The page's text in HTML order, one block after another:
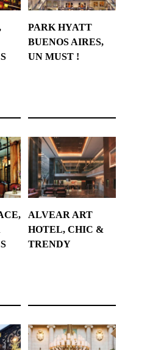
PARK HYATT
BUENOS AIRES,
UN MUST !
ALVEAR ART
HOTEL, CHIC &
TRENDY